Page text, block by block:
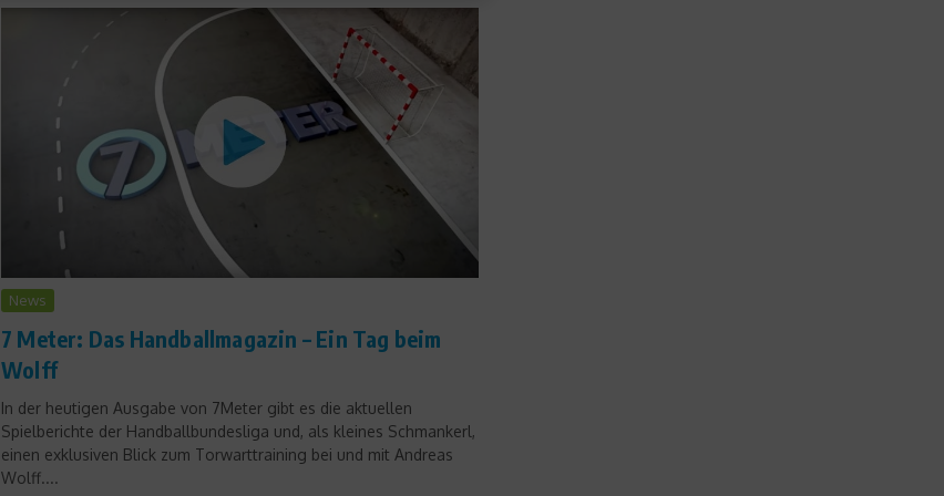
News
7 Meter: Das Handballmagazin – Ein Tag beim
Wolff
In der heutigen Ausgabe von 7Meter gibt es die aktuellen
Spielberichte der Handballbundesliga und, als kleines Schmankerl,
einen exklusiven Blick zum Torwarttraining bei und mit Andreas
Wolff....